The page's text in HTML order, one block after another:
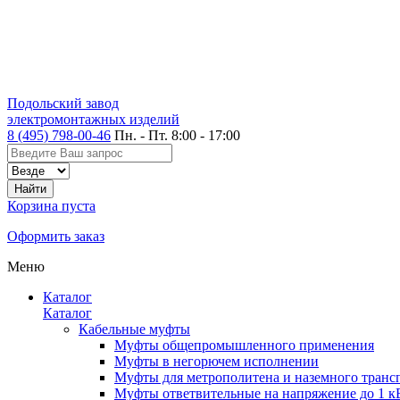
Подольский завод
электромонтажных изделий
8 (495) 798-00-46 Пн. - Пт. 8:00 - 17:00
Корзина пуста
Оформить заказ
Меню
Каталог
Каталог
Кабельные муфты
Муфты общепромышленного применения
Муфты в негорючем исполнении
Муфты для метрополитена и наземного
Муфты ответвительные на напряжение до 1